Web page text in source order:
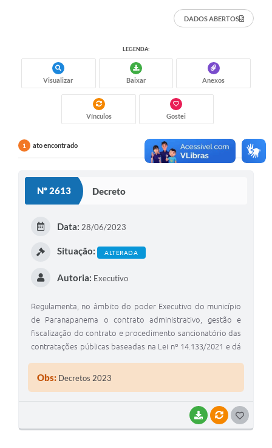
Carta de Serviços
Galeria de Fotos
Transparência
Editais
DADOS ABERTOS
LEGENDA:
Visualizar Baixar Anexos
Vínculos Gostei
1 ato encontrado
Nº 2613 Decreto
BAIXARVÍNCULOS
Data: 28/06/2023
Situação: ALTERADA
Autoria: Executivo
Regulamenta, no âmbito do poder Executivo do município
de Paranapanema o contrato administrativo, gestão e
fiscalização do contrato e procedimento sancionatório das
contratações públicas baseadas na Lei nº 14.133/2021 e dá
Obs: Decretos 2023